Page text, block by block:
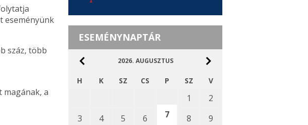
eseményünk
száz, több
a
ESEMÉNYNAPTÁR
2026. AUGUSZTUS
H K SZ CS P SZ V
1
2
3
4 5 6 7 8
9